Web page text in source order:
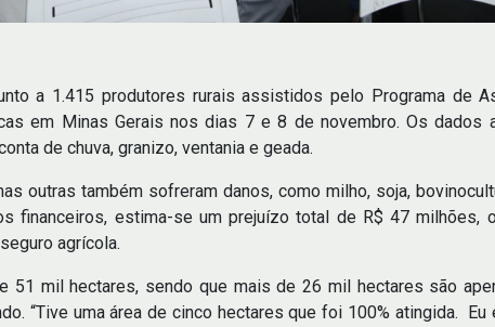
a 1.415 produtores rurais assistidos pelo Programa de
em Minas Gerais nos dias 7 e 8 de novembro. Os dados
de chuva, granizo, ventania e geada.
outras também sofreram danos, como milho, soja,
financeiros, estima-se um prejuízo total de R$ 47 milhões,
agrícola.
51 mil hectares, sendo que mais de 26 mil hectares são
“Tive uma área de cinco hectares que foi 100% atingida.